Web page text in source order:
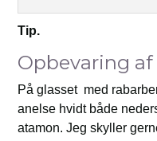
Tip.
Opbevaring
På glasset med
anelse hvidt både
atamon. Jeg skyller